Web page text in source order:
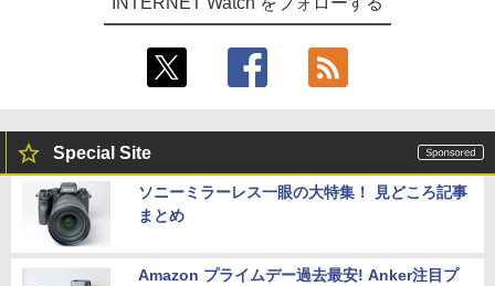
Special Site
ソニーミラーレス一眼の大特集！ 見どころ記事
まとめ
Amazon プライムデー過去最安! Anker注目プ